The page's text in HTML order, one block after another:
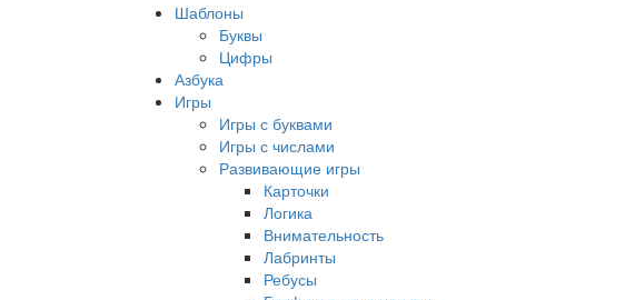
Шаблоны
Буквы
Цифры
Азбука
Игры
Игры с буквами
Игры с числами
Развивающие игры
Карточки
Логика
Внимательность
Лабринты
Ребусы